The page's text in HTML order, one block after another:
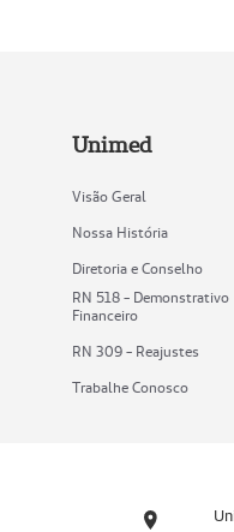
Unimed
Visão Geral
Nossa História
Diretoria e Conselho
RN 518 - Demonstrativo
Financeiro
RN 309 - Reajustes
Trabalhe Conosco